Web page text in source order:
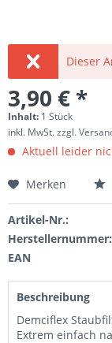
Dieser
3,90 € *
Inhalt: 1 Stück
inkl. MwSt.zzgl.
Aktuell leider
Merken
Artikel-Nr.:
Herstellernummer:
EAN
Beschreibung
Demciflex
Extrem einfach